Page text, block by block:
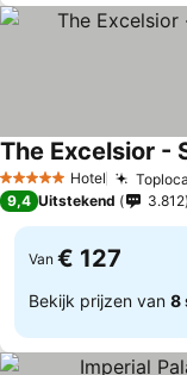
5 Sterren Hotel
9,4 Uitstekend 3.812
Van € 127
Bekijk prijzen van 8